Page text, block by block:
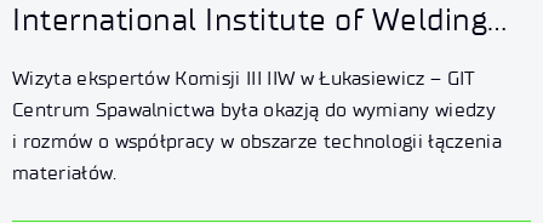
International Institute of Welding
z wizytą w Łukasiewicz – GIT
Centrum Spawalnictwa
Wizyta ekspertów Komisji III IIW w Łukasiewicz – GIT
Centrum Spawalnictwa była okazją do wymiany wiedzy
i rozmów o współpracy w obszarze technologii łączenia
materiałów.